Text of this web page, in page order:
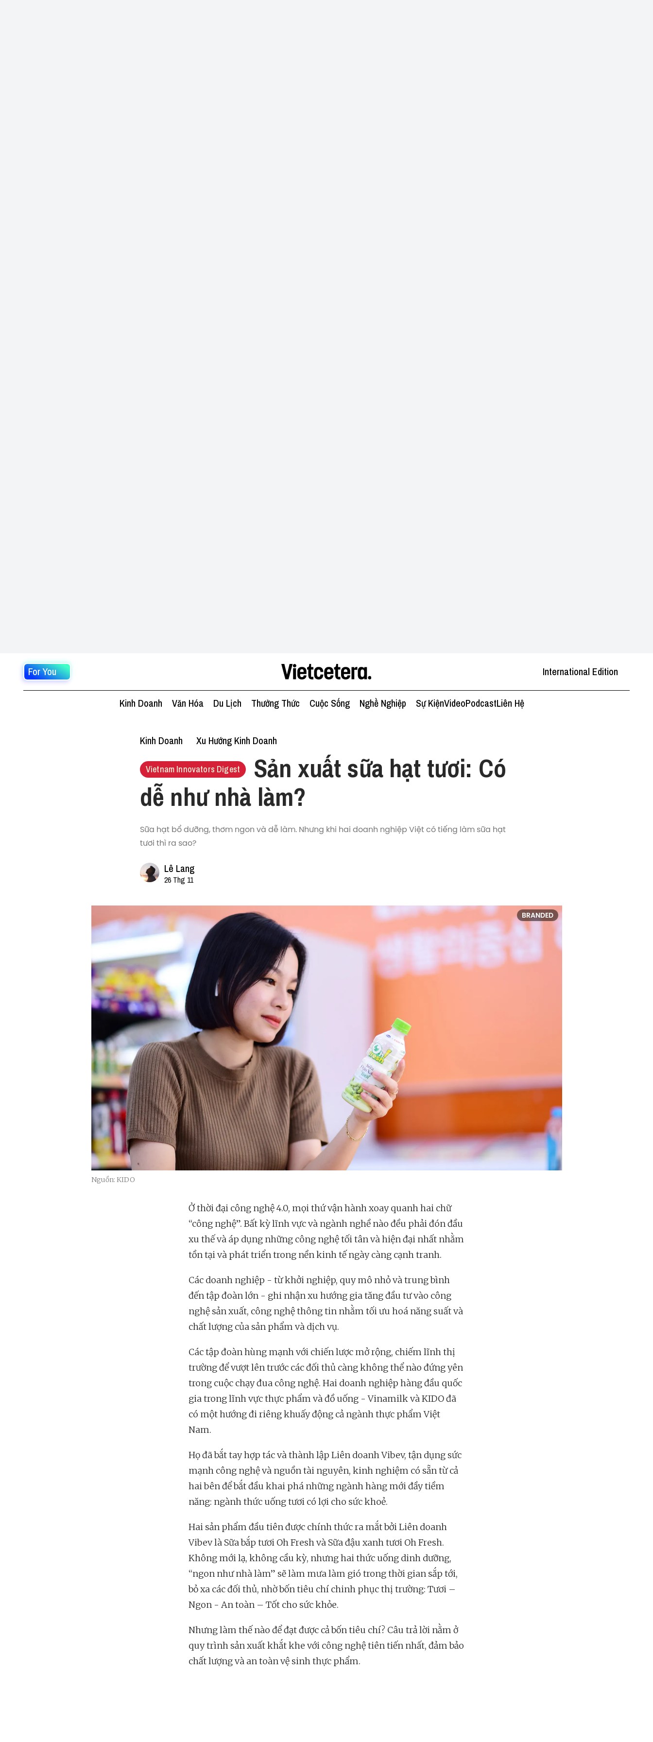
For You International Edition
Kinh Doanh Văn Hóa Du Lịch Thưởng Thức Cuộc Sống Nghề Nghiệp Sự KiệnVideoPodcastLiên Hệ
Kinh Doanh Xu Hướng Kinh Doanh
Vietnam Innovators Digest
Sản xuất sữa hạt tươi: Có
dễ như nhà làm?
Sữa hạt bổ dưỡng, thơm ngon và dễ làm. Nhưng khi hai doanh nghiệp Việt có tiếng làm sữa hạt
tươi thì ra sao?
Lê Lang
26 Thg 11
BRANDED
Nguồn: KIDO
Ở thời đại công nghệ 4.0, mọi thứ vận hành xoay quanh hai chữ
“công nghệ”. Bất kỳ lĩnh vực và ngành nghề nào đều phải đón đầu
xu thế và áp dụng những công nghệ tối tân và hiện đại nhất nhằm
tồn tại và phát triển trong nền kinh tế ngày càng cạnh tranh.
Các doanh nghiệp - từ khởi nghiệp, quy mô nhỏ và trung bình
đến tập đoàn lớn - ghi nhận xu hướng gia tăng đầu tư vào công
nghệ sản xuất, công nghệ thông tin nhằm tối ưu hoá năng suất và
chất lượng của sản phẩm và dịch vụ.
Các tập đoàn hùng mạnh với chiến lược mở rộng, chiếm lĩnh thị
trường để vượt lên trước các đối thủ càng không thể nào đứng yên
trong cuộc chạy đua công nghệ. Hai doanh nghiệp hàng đầu quốc
gia trong lĩnh vực thực phẩm và đồ uống - Vinamilk và KIDO đã
có một hướng đi riêng khuấy động cả ngành thực phẩm Việt
Nam.
Họ đã bắt tay hợp tác và thành lập Liên doanh Vibev, tận dụng sức
mạnh công nghệ và nguồn tài nguyên, kinh nghiệm có sẵn từ cả
hai bên để bắt đầu khai phá những ngành hàng mới đầy tiềm
năng: ngành thức uống tươi có lợi cho sức khoẻ.
Hai sản phẩm đầu tiên được chính thức ra mắt bởi Liên doanh
Vibev là Sữa bắp tươi Oh Fresh và Sữa đậu xanh tươi Oh Fresh.
Không mới lạ, không cầu kỳ, nhưng hai thức uống dinh dưỡng,
“ngon như nhà làm” sẽ làm mưa làm gió trong thời gian sắp tới,
bỏ xa các đối thủ, nhờ bốn tiêu chí chinh phục thị trường: Tươi –
Ngon - An toàn – Tốt cho sức khỏe.
Nhưng làm thế nào để đạt được cả bốn tiêu chí? Câu trả lời nằm ở
quy trình sản xuất khắt khe với công nghệ tiên tiến nhất, đảm bảo
chất lượng và an toàn vệ sinh thực phẩm.